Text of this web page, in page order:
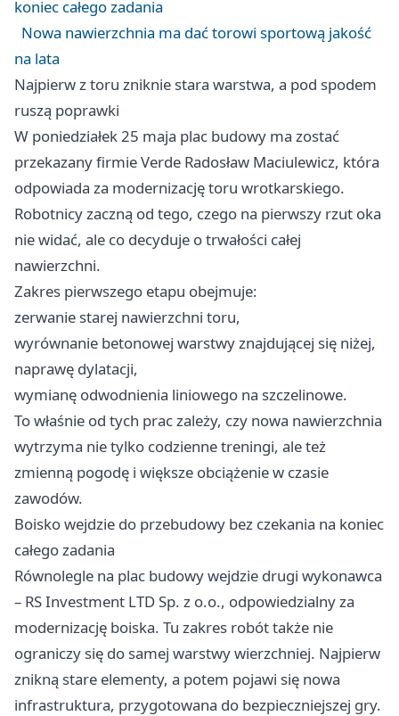
koniec całego zadania
Nowa nawierzchnia ma dać torowi sportową jakość
na lata
Najpierw z toru zniknie stara warstwa, a pod spodem
ruszą poprawki
W poniedziałek 25 maja plac budowy ma zostać
przekazany firmie Verde Radosław Maciulewicz, która
odpowiada za modernizację toru wrotkarskiego.
Robotnicy zaczną od tego, czego na pierwszy rzut oka
nie widać, ale co decyduje o trwałości całej
nawierzchni.
Zakres pierwszego etapu obejmuje:
zerwanie starej nawierzchni toru,
wyrównanie betonowej warstwy znajdującej się niżej,
naprawę dylatacji,
wymianę odwodnienia liniowego na szczelinowe.
To właśnie od tych prac zależy, czy nowa nawierzchnia
wytrzyma nie tylko codzienne treningi, ale też
zmienną pogodę i większe obciążenie w czasie
zawodów.
Boisko wejdzie do przebudowy bez czekania na koniec
całego zadania
Równolegle na plac budowy wejdzie drugi wykonawca
– RS Investment LTD Sp. z o.o., odpowiedzialny za
modernizację boiska. Tu zakres robót także nie
ograniczy się do samej warstwy wierzchniej. Najpierw
znikną stare elementy, a potem pojawi się nowa
infrastruktura, przygotowana do bezpieczniejszej gry.